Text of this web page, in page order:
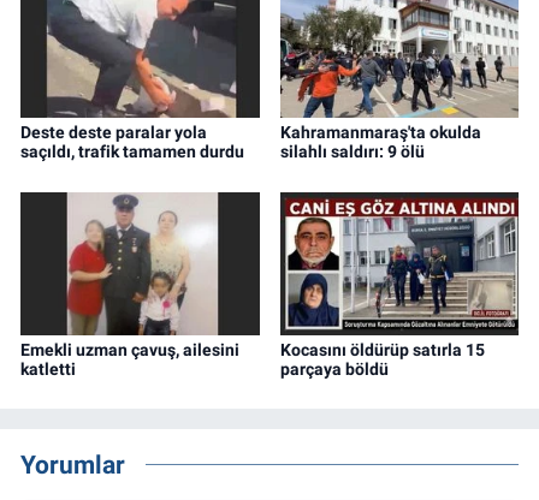
Deste deste paralar yola
saçıldı, trafik tamamen durdu
Kahramanmaraş'ta okulda
silahlı saldırı: 9 ölü
Emekli uzman çavuş, ailesini
katletti
Kocasını öldürüp satırla 15
parçaya böldü
Yorumlar